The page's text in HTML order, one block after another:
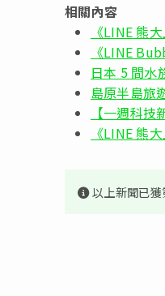
相關內容
《LINE 熊
《LINE
日本 5 間水
島原半島旅
【一週科
《LINE 熊
以上新聞已